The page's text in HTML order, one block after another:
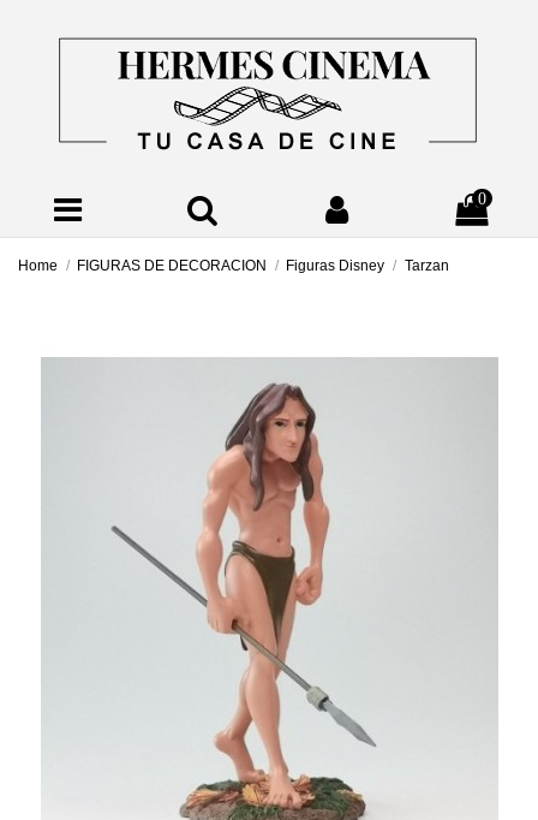
0
Home FIGURAS DE DECORACION Figuras Disney Tarzan